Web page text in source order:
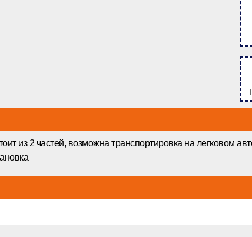
из 2 частей, возможна транспортировка на легковом